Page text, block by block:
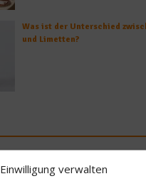
Einwilligung verwalten
Was ist der Unterschied
und Limetten?